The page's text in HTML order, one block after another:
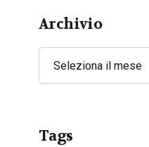
Archivio
Seleziona il mese
Tags